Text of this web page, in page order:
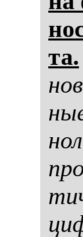
та.